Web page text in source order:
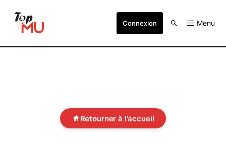
Connexion Menu
Retourner à l'accueil